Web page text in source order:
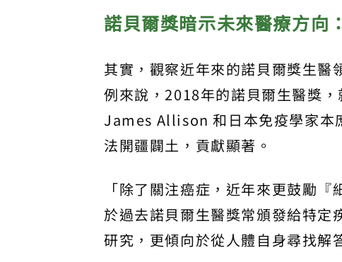
諾貝爾獎暗示未來醫療方向
其實，觀察近年來的諾貝爾獎生
例來說，2018年的諾貝爾生醫獎
James Allison 和日本免疫學家
法開疆闢土，貢獻顯著。
「除了關注癌症，近年來更鼓勵
於過去諾貝爾生醫獎常頒發給特
研究，更傾向於從人體自身尋找解